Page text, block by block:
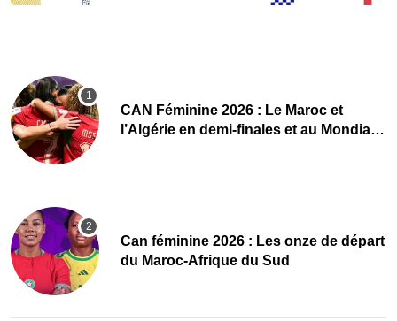
CAN Féminine 2026 : Le Maroc et
l’Algérie en demi-finales et au Mondial
‎Can féminine 2026 : Les onze de départ
du Maroc-Afrique du Sud